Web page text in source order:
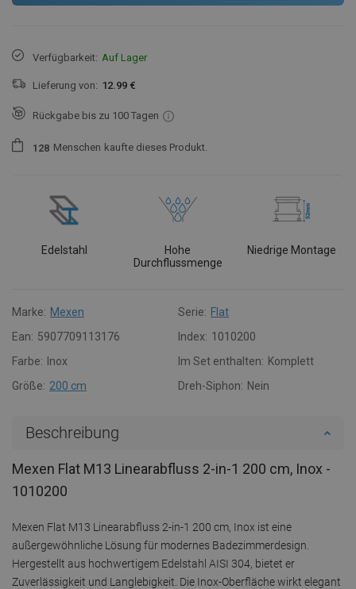
Verfügbarkeit: Auf Lager
Lieferung von: 12.99 €
Rückgabe bis zu 100 Tagen
1 28 Menschen kaufte dieses Produkt.
Edelstahl
Hohe
Durchflussmenge
Niedrige Montage
Marke: Mexen Serie: Flat
Ean: 5907709113176 Index: 1010200
Farbe:
Inox Im Set enthalten: Komplett
Größe: 200 cm Dreh-Siphon: Nein
Beschreibung
Mexen Flat M13 Linearabfluss 2-in-1 200 cm, Inox -
1010200
Mexen Flat M13 Linearabfluss 2-in-1 200 cm, Inox ist eine
außergewöhnliche Lösung für modernes Badezimmerdesign.
Hergestellt aus hochwertigem Edelstahl AISI 304, bietet er
Zuverlässigkeit und Langlebigkeit. Die Inox-Oberfläche wirkt elegant